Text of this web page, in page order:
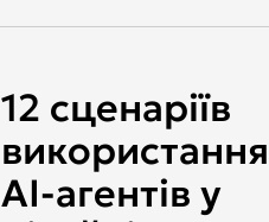
12 сценаріїв
використання
AI-агентів у